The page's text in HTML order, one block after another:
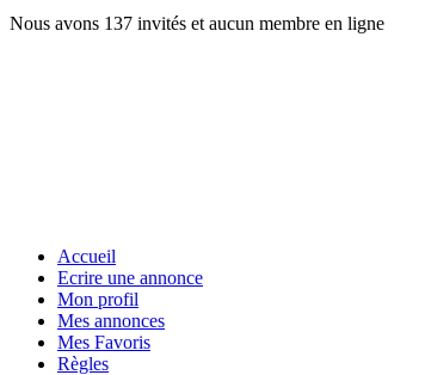
Nous avons 137 invités et aucun membre en ligne
Accueil
Ecrire une annonce
Mon profil
Mes annonces
Mes Favoris
Règles